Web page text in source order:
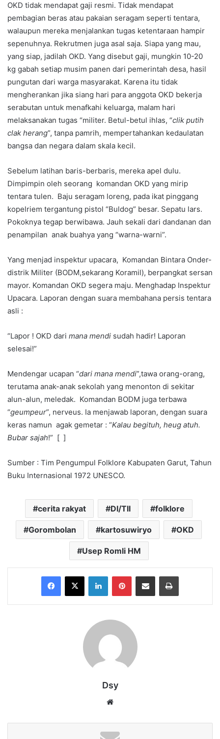
OKD tidak mendapat gaji resmi. Tidak mendapat
pembagian beras atau pakaian seragam seperti tentara,
walaupun mereka menjalankan tugas ketentaraan hampir
sepenuhnya. Rekrutmen juga asal saja. Siapa yang mau,
yang siap, jadilah OKD. Yang disebut gaji, mungkin 10-20
kg gabah setiap musim panen dari pemerintah desa, hasil
pungutan dari warga masyarakat. Karena itu tidak
mengherankan jika siang hari para anggota OKD bekerja
serabutan untuk menafkahi keluarga, malam hari
melaksanakan tugas “militer. Betul-betul ihlas, “clik putih
clak herang”, tanpa pamrih, mempertahankan kedaulatan
bangsa dan negara dalam skala kecil.
Sebelum latihan baris-berbaris, mereka apel dulu.
Dimpimpin oleh seorang komandan OKD yang mirip
tentara tulen. Baju seragam loreng, pada ikat pinggang
kopelriem tergantung pistol “Buldog” besar. Sepatu lars.
Pokoknya tegap berwibawa. Jauh sekali dari dandanan dan
penampilan anak buahya yang “warna-warni”.
Yang menjad inspektur upacara, Komandan Bintara Onder-
distrik Militer (BODM,sekarang Koramil), berpangkat sersan
mayor. Komandan OKD segera maju. Menghadap Inspektur
Upacara. Laporan dengan suara membahana persis tentara
asli :
“Lapor ! OKD dari mana mendi sudah hadir! Laporan
selesai!”
Mendengar ucapan “dari mana mendi”,tawa orang-orang,
terutama anak-anak sekolah yang menonton di sekitar
alun-alun, meledak. Komandan BODM juga terbawa
“geumpeur”, nerveus. Ia menjawab laporan, dengan suara
keras namun agak gemetar : “Kalau begituh, heug atuh.
Bubar sajah!” [ ]
Sumber : Tim Pengumpul Folklore Kabupaten Garut, Tahun
Buku Internasional 1972 UNESCO.
cerita rakyat DI/TII folklore
Gorombolan kartosuwiryo OKD
Usep Romli HM
Facebook
X LinkedInPinterestShare via Email Print
Dsy